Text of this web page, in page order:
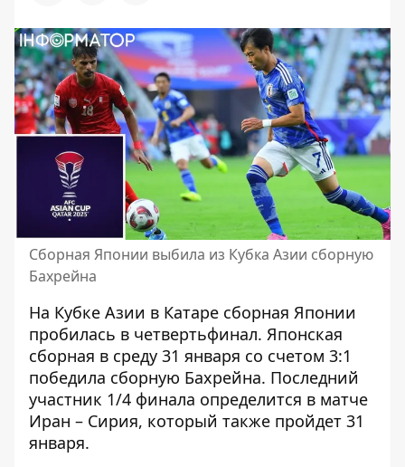
Сборная Японии выбила из Кубка Азии сборную
Бахрейна
На Кубке Азии в Катаре сборная Японии
пробилась в четвертьфинал. Японская
сборная в среду 31 января со счетом 3:1
победила сборную Бахрейна. Последний
участник 1/4 финала определится в матче
Иран – Сирия, который также пройдет 31
января.